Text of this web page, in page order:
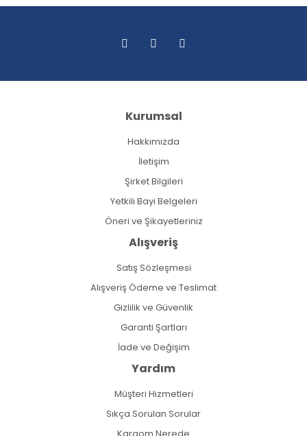
Kurumsal
Hakkımızda
İletişim
Şirket Bilgileri
Yetkili Bayi Belgeleri
Öneri ve Şikayetleriniz
Alışveriş
Satış Sözleşmesi
Alışveriş Ödeme ve Teslimat
Gizlilik ve Güvenlik
Garanti Şartları
İade ve Değişim
Yardım
Müşteri Hizmetleri
Sıkça Sorulan Sorular